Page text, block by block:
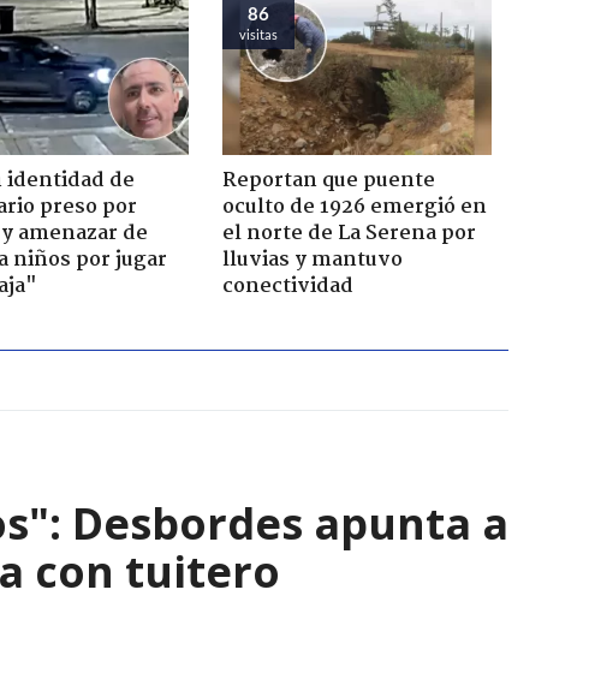
identidad de
preso por
amenazar de
niños por jugar
86
visitas
Reportan que puente
oculto de 1926 emergió en
el norte de La Serena por
lluvias y mantuvo
conectividad
Desbordes apunta a
con tuitero